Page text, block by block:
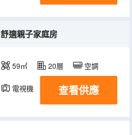
舒適親子家庭房
59㎡ 20層 空調
電視機 查看供應